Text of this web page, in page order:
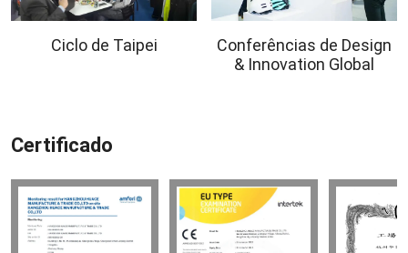
Ciclo de Taipei
Conferências de Design
& Innovation Global
Certificado